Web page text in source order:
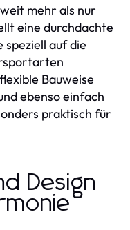
mehr als nur
eine durchdachte
auf die
Bauweise
ebenso einfach
praktisch für
Design